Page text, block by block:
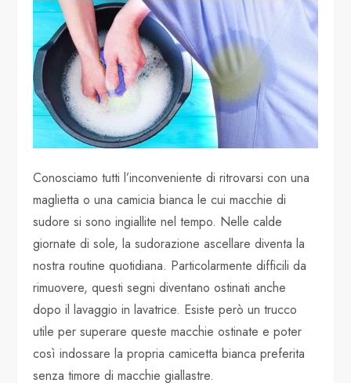
Conosciamo tutti l’inconveniente di ritrovarsi con una
maglietta o una camicia bianca le cui macchie di
sudore si sono ingiallite nel tempo. Nelle calde
giornate di sole, la sudorazione ascellare diventa la
nostra routine quotidiana. Particolarmente difficili da
rimuovere, questi segni diventano ostinati anche
dopo il lavaggio in lavatrice. Esiste però un trucco
utile per superare queste macchie ostinate e poter
così indossare la propria camicetta bianca preferita
senza timore di macchie giallastre.